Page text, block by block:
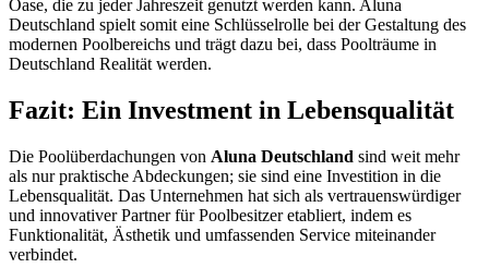
Oase, die zu jeder Jahreszeit genutzt werden kann. Aluna
Deutschland spielt somit eine Schlüsselrolle bei der Gestaltung des
modernen Poolbereichs und trägt dazu bei, dass Poolträume in
Deutschland Realität werden.
Fazit: Ein Investment in Lebensqualität
Die Poolüberdachungen von Aluna Deutschland sind weit mehr
als nur praktische Abdeckungen; sie sind eine Investition in die
Lebensqualität. Das Unternehmen hat sich als vertrauenswürdiger
und innovativer Partner für Poolbesitzer etabliert, indem es
Funktionalität, Ästhetik und umfassenden Service miteinander
verbindet.